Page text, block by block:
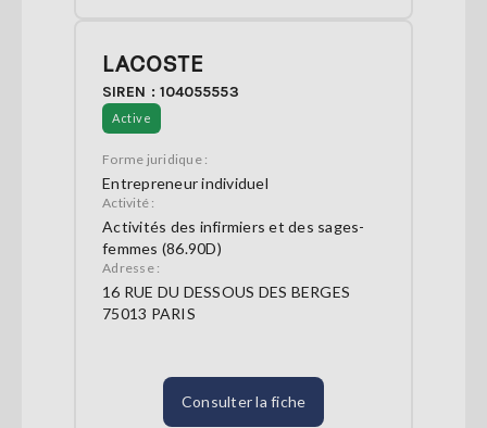
LACOSTE
SIREN : 104055553
Active
Forme juridique :
Entrepreneur individuel
Activité :
Activités des infirmiers et des sages-
femmes (86.90D)
Adresse :
16 RUE DU DESSOUS DES BERGES
75013 PARIS
Consulter la fiche